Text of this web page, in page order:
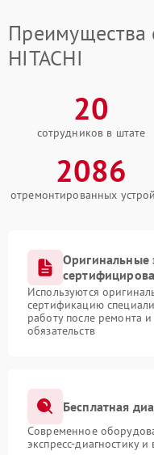
Преимущества
HITACHI
20
сотрудников в штате
2086
отремонтированных
Оригинальные
Используются
сертификацию
работу после ремонта
обязательств
Бесплатная
Современное
экспресс-диагностику